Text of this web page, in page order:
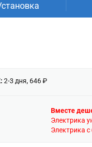
2-3 дня, 646 ₽
Вместе
Электрика
Электрика